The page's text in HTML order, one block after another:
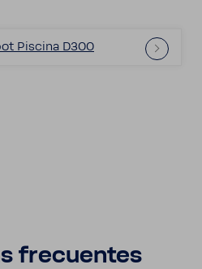
Piscina D300
frecuentes